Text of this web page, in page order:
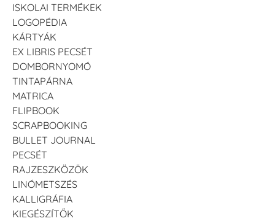
ISKOLAI TERMÉKEK
LOGOPÉDIA
KÁRTYÁK
EX LIBRIS PECSÉT
DOMBORNYOMÓ
TINTAPÁRNA
MATRICA
FLIPBOOK
SCRAPBOOKING
BULLET JOURNAL
PECSÉT
RAJZESZKÖZÖK
LINÓMETSZÉS
KALLIGRÁFIA
KIEGÉSZÍTŐK